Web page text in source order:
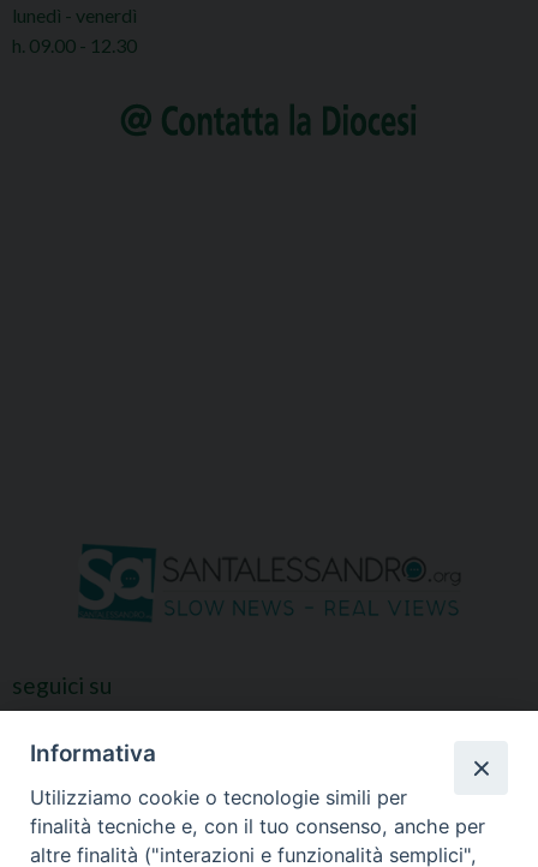
lunedì - venerdì
h. 09.00 - 12.30
seguici su
Informativa
Utilizziamo cookie o tecnologie simili per
finalità tecniche e, con il tuo consenso, anche per
altre finalità ("interazioni e funzionalità semplici",